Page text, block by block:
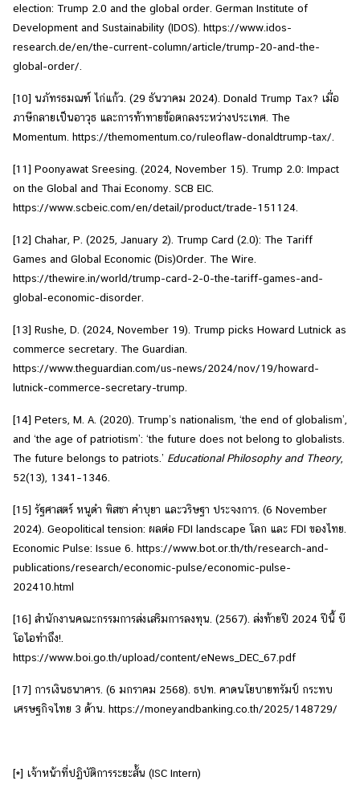
election: Trump 2.0 and the global order. German Institute of
Development and Sustainability (IDOS). https://www.idos-
research.de/en/the-current-column/article/trump-20-and-the-
global-order/.
[10] นภัทรธมณฑ์ ไก่แก้ว. (29 ธันวาคม 2024). Donald Trump Tax? เมื่อ
ภาษีกลายเป็นอาวุธ และการท้าทายข้อตกลงระหว่างประเทศ. The
Momentum. https://themomentum.co/ruleoflaw-donaldtrump-tax/.
[11] Poonyawat Sreesing. (2024, November 15). Trump 2.0: Impact
on the Global and Thai Economy. SCB EIC.
https://www.scbeic.com/en/detail/product/trade-151124.
[12] Chahar, P. (2025, January 2). Trump Card (2.0): The Tariff
Games and Global Economic (Dis)Order. The Wire.
https://thewire.in/world/trump-card-2-0-the-tariff-games-and-
global-economic-disorder.
[13] Rushe, D. (2024, November 19). Trump picks Howard Lutnick as
commerce secretary. The Guardian.
https://www.theguardian.com/us-news/2024/nov/19/howard-
lutnick-commerce-secretary-trump.
[14] Peters, M. A. (2020). Trump’s nationalism, ‘the end of globalism’,
and ‘the age of patriotism’: ‘the future does not belong to globalists.
The future belongs to patriots.’ Educational Philosophy and Theory,
52(13), 1341–1346.
[15] รัฐศาสตร์ หนูดำ พิสชา คำบุยา และวริษฐา ประจงการ. (6 November
2024). Geopolitical tension: ผลต่อ FDI landscape โลก และ FDI ของไทย.
Economic Pulse: Issue 6. https://www.bot.or.th/th/research-and-
publications/research/economic-pulse/economic-pulse-
202410.html
[16] สำนักงานคณะกรรมการส่งเสริมการลงทุน. (2567). ส่งท้ายปี 2024 ปีนี้ บี
โอไอทำถึง!.
https://www.boi.go.th/upload/content/eNews_DEC_67.pdf
[17] การเงินธนาคาร. (6 มกราคม 2568). ธปท. คาดนโยบายทรัมป์ กระทบ
เศรษฐกิจไทย 3 ด้าน. https://moneyandbanking.co.th/2025/148729/
[*] เจ้าหน้าที่ปฏิบัติการระยะสั้น (ISC Intern)